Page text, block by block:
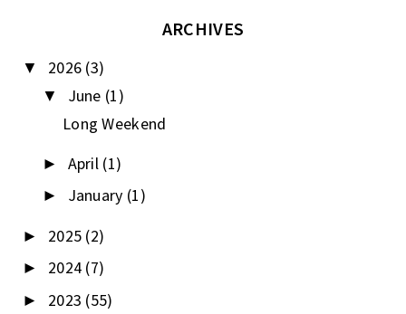
ARCHIVES
▼ 2026 (3)
▼ June (1)
Long Weekend
► April (1)
► January (1)
► 2025 (2)
► 2024 (7)
► 2023 (55)